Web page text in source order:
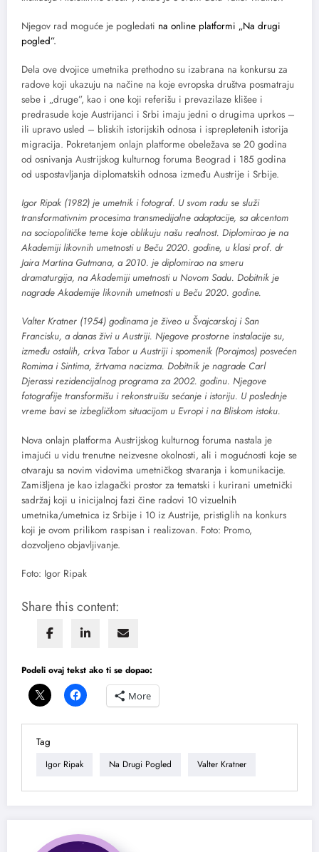
Njegov rad moguće je pogledati na online platformi „Na drugi
pogled”.
Dela ove dvojice umetnika prethodno su izabrana na konkursu za
radove koji ukazuju na načine na koje evropska društva posmatraju
sebe i „druge”, kao i one koji referišu i prevazilaze klišee i
predrasude koje Austrijanci i Srbi imaju jedni o drugima uprkos –
ili upravo usled – bliskih istorijskih odnosa i isprepletenih istorija
migracija. Pokretanjem onlajn platforme obeležava se 20 godina
od osnivanja Austrijskog kulturnog foruma Beograd i 185 godina
od uspostavljanja diplomatskih odnosa između Austrije i Srbije.
Igor Ripak (1982) je umetnik i fotograf. U svom radu se služi
transformativnim procesima transmedijalne adaptacije, sa akcentom
na sociopolitičke teme koje oblikuju našu realnost. Diplomirao je na
Akademiji likovnih umetnosti u Beču 2020. godine, u klasi prof. dr
Jaira Martina Gutmana, a 2010. je diplomirao na smeru
dramaturgija, na Akademiji umetnosti u Novom Sadu. Dobitnik je
nagrade Akademije likovnih umetnosti u Beču 2020. godine.
Valter Kratner (1954) godinama je živeo u Švajcarskoj i San
Francisku, a danas živi u Austriji. Njegove prostorne instalacije su,
između ostalih, crkva Tabor u Austriji i spomenik (Porajmos) posvećen
Romima i Sintima, žrtvama nacizma. Dobitnik je nagrade Carl
Djerassi rezidencijalnog programa za 2002. godinu. Njegove
fotografije transformišu i rekonstruišu sećanje i istoriju. U poslednje
vreme bavi se izbegličkom situacijom u Evropi i na Bliskom istoku.
Nova onlajn platforma Austrijskog kulturnog foruma nastala je
imajući u vidu trenutne neizvesne okolnosti, ali i mogućnosti koje se
otvaraju sa novim vidovima umetničkog stvaranja i komunikacije.
Zamišljena je kao izlagački prostor za tematski i kurirani umetnički
sadržaj koji u inicijalnoj fazi čine radovi 10 vizuelnih
umetnika/umetnica iz Srbije i 10 iz Austrije, pristiglih na konkurs
koji je ovom prilikom raspisan i realizovan. Foto: Promo,
dozvoljeno objavljivanje.
Foto: Igor Ripak
Share this content:
Podeli ovaj tekst ako ti se dopao:
More
Tag
Igor Ripak Na Drugi Pogled Valter Kratner